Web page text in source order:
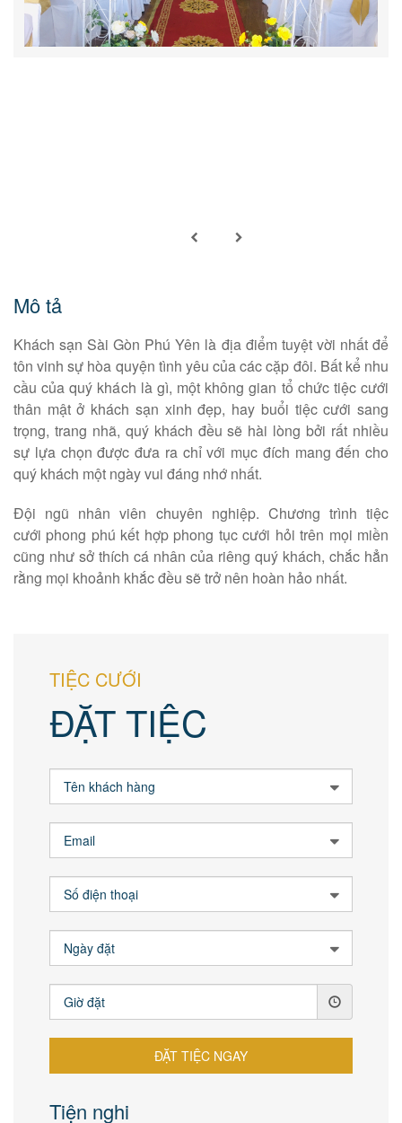
Mô tả
Khách sạn Sài Gòn Phú Yên là địa điểm tuyệt vời nhất để
tôn vinh sự hòa quyện tình yêu của các cặp đôi. Bất kể nhu
cầu của quý khách là gì, một không gian tổ chức tiệc cưới
thân mật ở khách sạn xinh đẹp, hay buổi tiệc cưới sang
trọng, trang nhã, quý khách đều sẽ hài lòng bởi rất nhiều
sự lựa chọn được đưa ra chỉ với mục đích mang đến cho
quý khách một ngày vui đáng nhớ nhất.
Đội ngũ nhân viên chuyên nghiệp. Chương trình tiệc
cưới phong phú kết hợp phong tục cưới hỏi trên mọi miền
cũng như sở thích cá nhân của riêng quý khách, chắc hẳn
rằng mọi khoảnh khắc đều sẽ trở nên hoàn hảo nhất.
TIỆC CƯỚI
ĐẶT TIỆC
ĐẶT TIỆC NGAY
Tiện nghi